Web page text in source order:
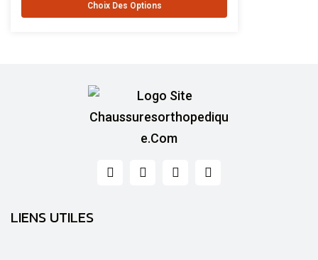
Choix Des Options
LIENS UTILES